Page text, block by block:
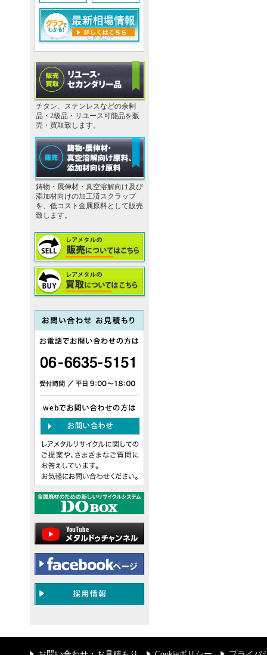
チタン、ステンレスなどの余剰
品・2級品・リユース可能品を販
売・買取致します。
鋳物・展伸材・真空溶解向け及び
添加材向けの加工済スクラップ
を、低コスト金属原料として販売
致します。